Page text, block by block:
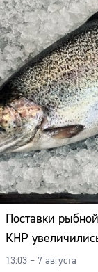
Поставки
КНР
13:03 – 7 августа